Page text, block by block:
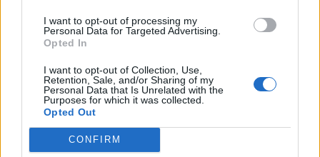
I want to opt-out of processing my
Personal Data for Targeted Advertising.
Opted In
I want to opt-out of Collection, Use,
Retention, Sale, and/or Sharing of my
Personal Data that Is Unrelated with the
Purposes for which it was collected.
Opted Out
CONFIRM